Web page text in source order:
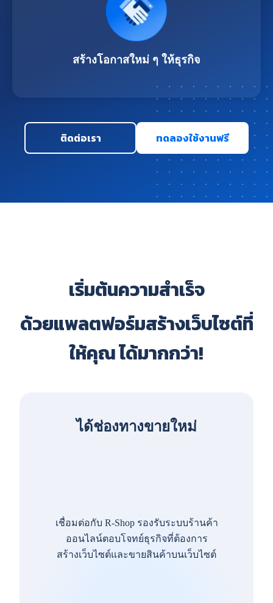
สร้างโอกาสใหม่ ๆ ให้ธุรกิจ
ติดต่อเรา ทดลองใช้งานฟรี
เริ่มต้นความสำเร็จ
ด้วยแพลตฟอร์มสร้างเว็บไซต์ที่
ให้คุณ ได้มากกว่า!
ได้ช่องทางขายใหม่
เชื่อมต่อกับ R-Shop รองรับระบบร้านค้า
ออนไลน์ตอบโจทย์ธุรกิจที่ต้องการ
สร้างเว็บไซต์และขายสินค้าบนเว็บไซต์